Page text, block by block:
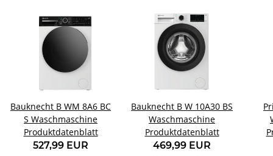
Bauknecht B WM 8A6 BC
S Waschmaschine
Produktdatenblatt
527,99 EUR
Bauknecht B W 10A30 BS
Waschmaschine
Produktdatenblatt
469,99 EUR